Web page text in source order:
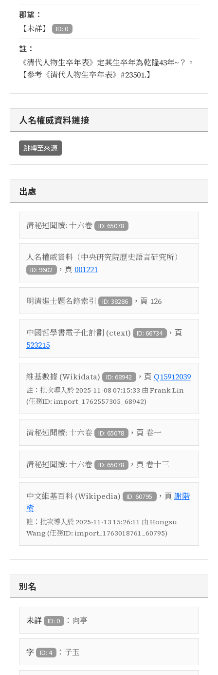
郡望：
【未詳】 ID: 0
註：
《清代人物生卒年表》定其生卒年為乾隆43年~？。
【參考《清代人物生卒年表》#23501.】
人名權威資料鏈接
跳轉至來源
出處
清秘述聞續: 十六卷 ID: 65078
人名權威資料（中央研究院歷史語言研究所）
ID: 9602 ，頁 001221
明清進士題名錄索引 ID: 38286 ，頁 126
中國哲學書電子化計劃 (ctext) ID: 66734 ，頁
523215
維基數據 (Wikidata) ID: 68942 ，頁 Q15912039
註： 批次導入於 2025-11-08 07:15:33 由 Frank Lin
(任務ID: import_1762557305_68942)
清秘述聞續: 十六卷 ID: 65078 ，頁 卷一
清秘述聞續: 十六卷 ID: 65078 ，頁 卷十三
中文維基百科 (Wikipedia) ID: 60795 ，頁 謝階
樹
註： 批次導入於 2025-11-13 15:26:11 由 Hongsu
Wang (任務ID: import_1763018761_60795)
別名
未詳 ID: 0 ： 向亭
字 ID: 4 ： 子玉